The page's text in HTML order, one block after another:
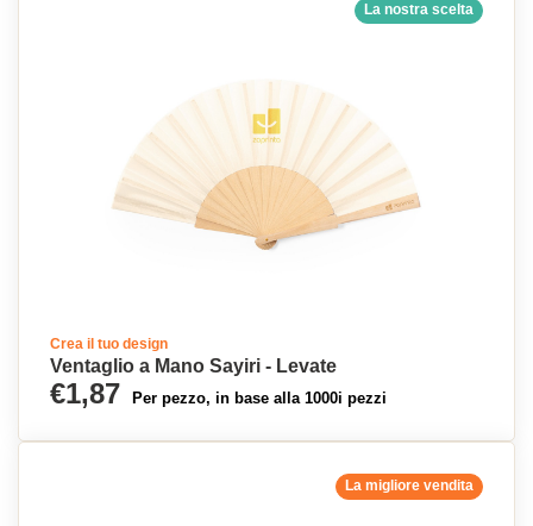
La nostra scelta
Crea il tuo design
Ventaglio a Mano Sayiri - Levate
€1,87 Per pezzo, in base alla 1000i pezzi
La migliore vendita